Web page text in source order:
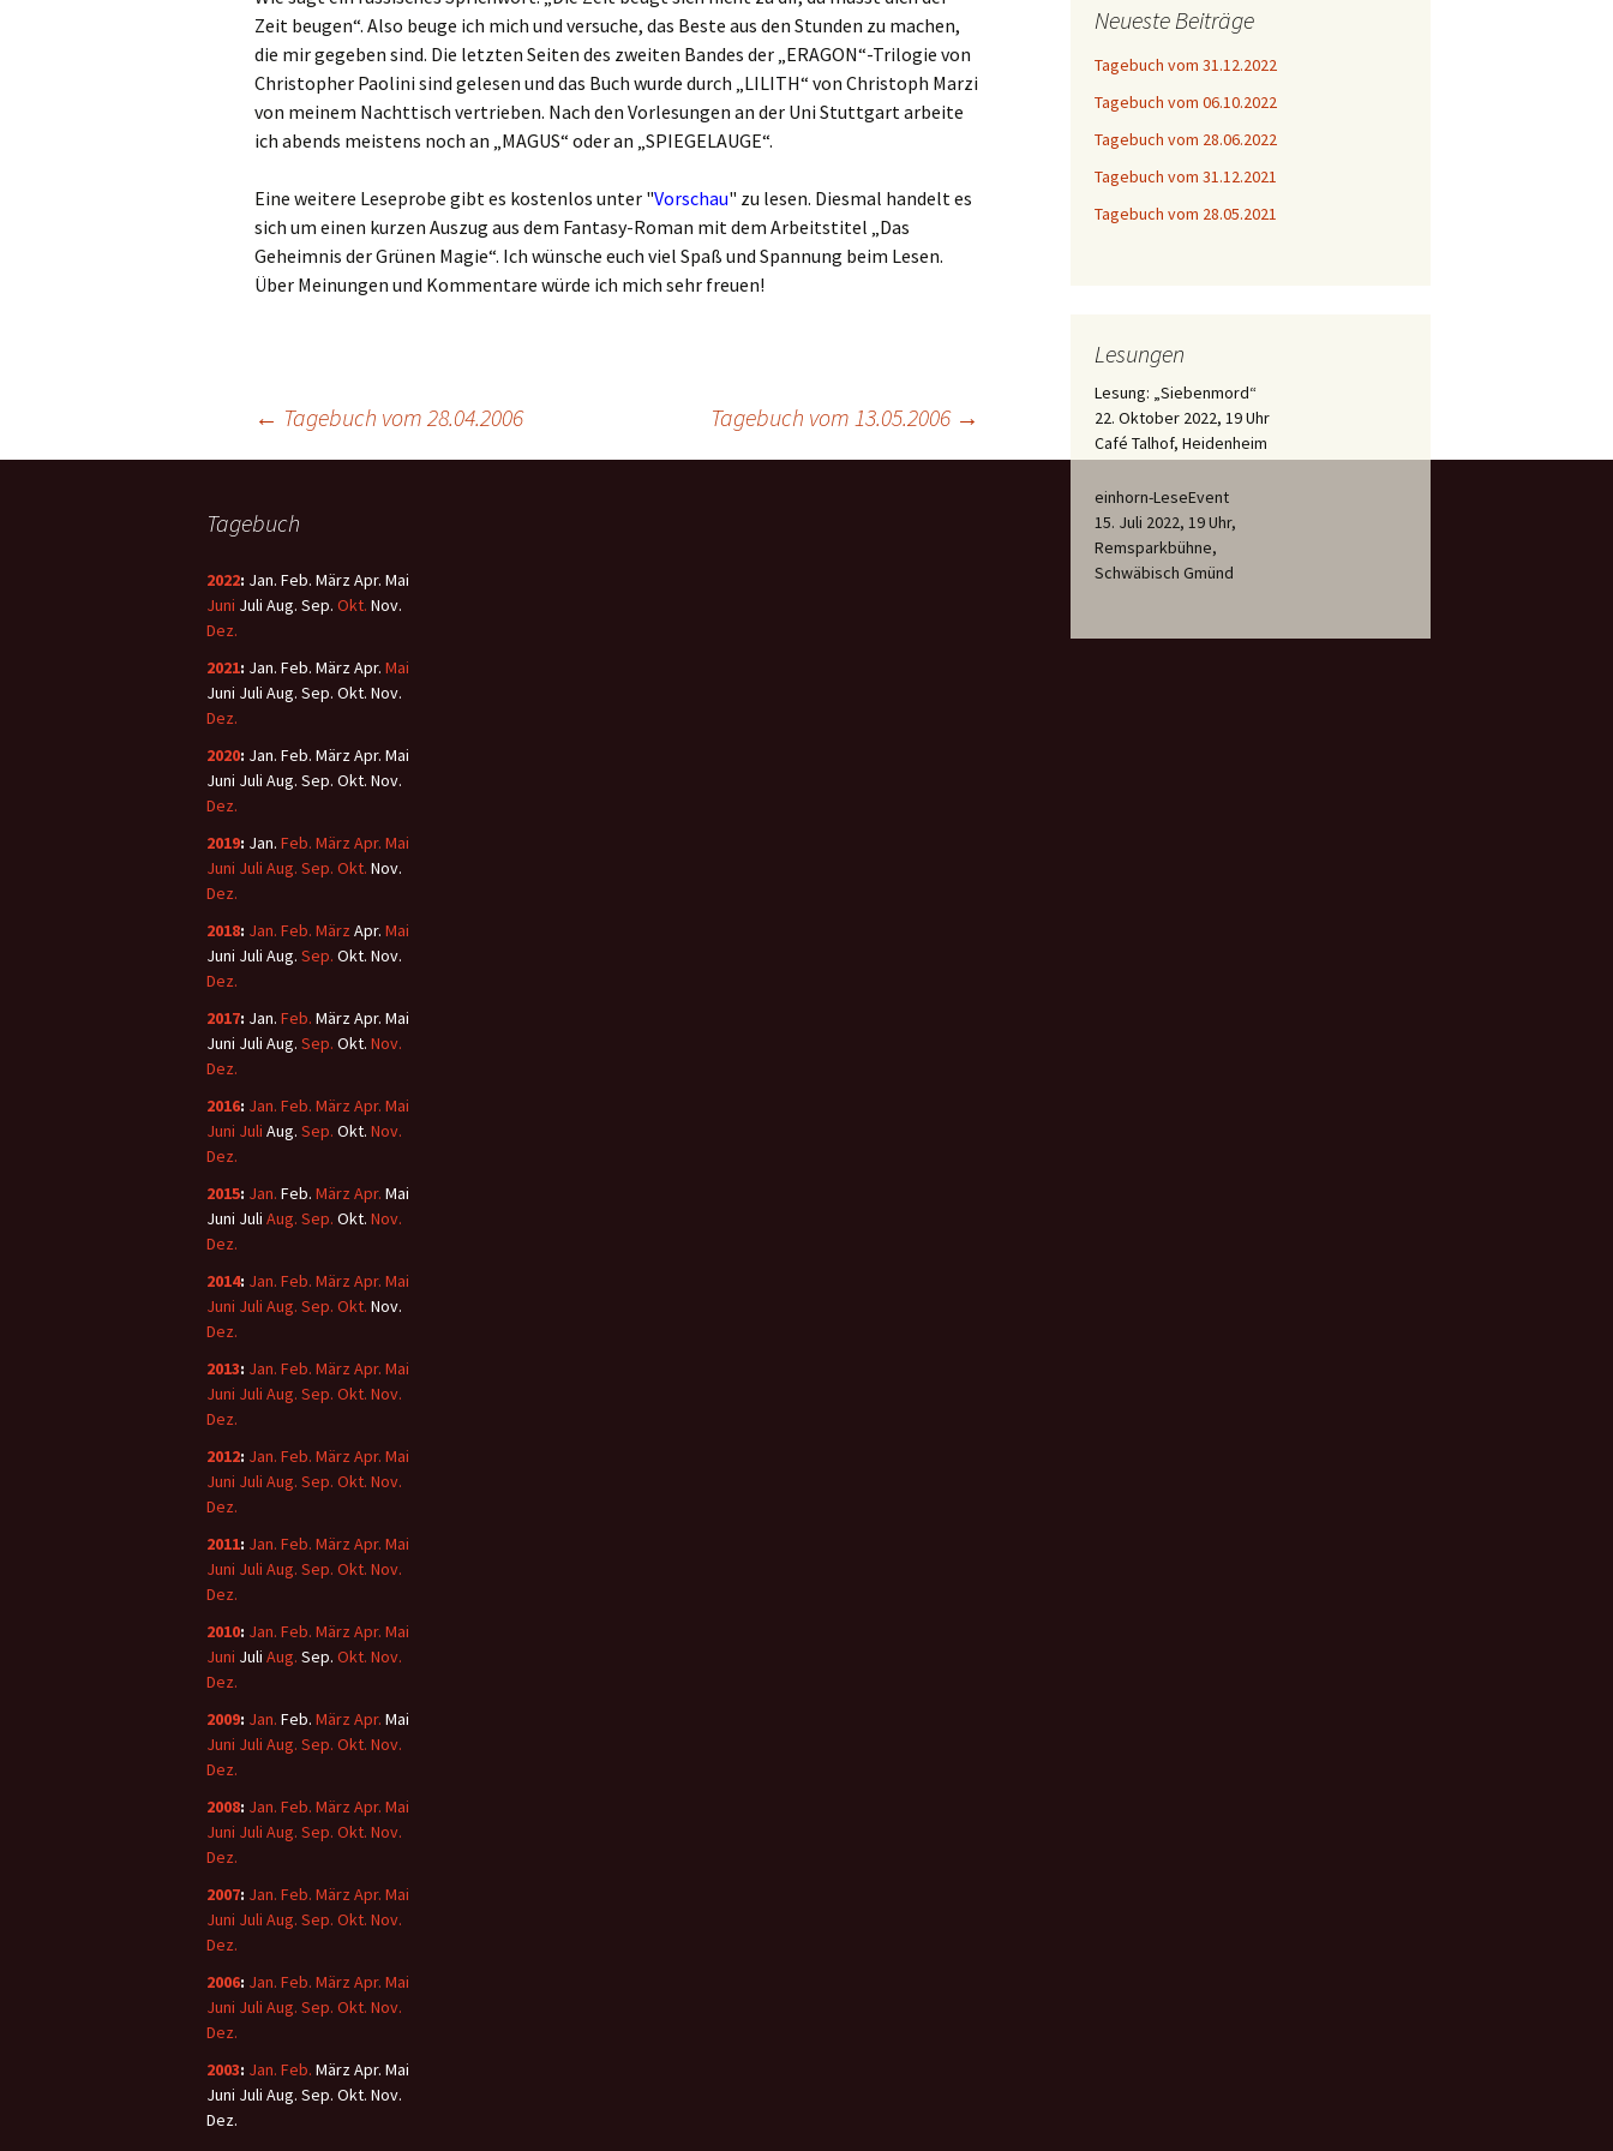
Zeit beugen“. Also beuge ich mich und versuche, das Beste aus den Stunden zu machen,
die mir gegeben sind. Die letzten Seiten des zweiten Bandes der „ERAGON“-Trilogie von
Christopher Paolini sind gelesen und das Buch wurde durch „LILITH“ von Christoph Marzi
von meinem Nachttisch vertrieben. Nach den Vorlesungen an der Uni Stuttgart arbeite
ich abends meistens noch an „MAGUS“ oder an „SPIEGELAUGE“.
Eine weitere Leseprobe gibt es kostenlos unter "Vorschau" zu lesen. Diesmal handelt es
sich um einen kurzen Auszug aus dem Fantasy-Roman mit dem Arbeitstitel „Das
Geheimnis der Grünen Magie“. Ich wünsche euch viel Spaß und Spannung beim Lesen.
Über Meinungen und Kommentare würde ich mich sehr freuen!
← Tagebuch vom 28.04.2006 Tagebuch vom 13.05.2006 →
Neueste Beiträge
Tagebuch vom 31.12.2022
Tagebuch vom 06.10.2022
Tagebuch vom 28.06.2022
Tagebuch vom 31.12.2021
Tagebuch vom 28.05.2021
Lesungen
Lesung: „Siebenmord“
22. Oktober 2022, 19 Uhr
Café Talhof, Heidenheim
einhorn-LeseEvent
15. Juli 2022, 19 Uhr,
Remsparkbühne,
Schwäbisch Gmünd
Tagebuch
2022: Jan. Feb. MärzApr. Mai
Juni Juli Aug. Sep. Okt. Nov.
Dez.
2021: Jan. Feb. MärzApr. Mai
Juni Juli Aug. Sep. Okt. Nov.
Dez.
2020: Jan. Feb. MärzApr. Mai
Juni Juli Aug. Sep. Okt. Nov.
Dez.
2019: Jan. Feb. März Apr. Mai
Juni Juli Aug. Sep. Okt. Nov.
Dez.
2018: Jan. Feb. März Apr. Mai
Juni Juli Aug. Sep. Okt. Nov.
Dez.
2017: Jan. Feb. MärzApr. Mai
Juni Juli Aug. Sep. Okt. Nov.
Dez.
2016: Jan. Feb. März Apr. Mai
Juni Juli Aug. Sep. Okt. Nov.
Dez.
2015: Jan. Feb. März Apr. Mai
Juni Juli Aug. Sep. Okt. Nov.
Dez.
2014: Jan. Feb. März Apr. Mai
Juni Juli Aug. Sep. Okt. Nov.
Dez.
2013: Jan. Feb. März Apr. Mai
Juni Juli Aug. Sep. Okt. Nov.
Dez.
2012: Jan. Feb. März Apr. Mai
Juni Juli Aug. Sep. Okt. Nov.
Dez.
2011: Jan. Feb. März Apr. Mai
Juni Juli Aug. Sep. Okt. Nov.
Dez.
2010: Jan. Feb. März Apr. Mai
Juni Juli Aug. Sep. Okt. Nov.
Dez.
2009: Jan. Feb. März Apr. Mai
Juni Juli Aug. Sep. Okt. Nov.
Dez.
2008: Jan. Feb. März Apr. Mai
Juni Juli Aug. Sep. Okt. Nov.
Dez.
2007: Jan. Feb. März Apr. Mai
Juni Juli Aug. Sep. Okt. Nov.
Dez.
2006: Jan. Feb. März Apr. Mai
Juni Juli Aug. Sep. Okt. Nov.
Dez.
2003: Jan. Feb. MärzApr. Mai
Juni Juli Aug. Sep. Okt. Nov.
Dez.